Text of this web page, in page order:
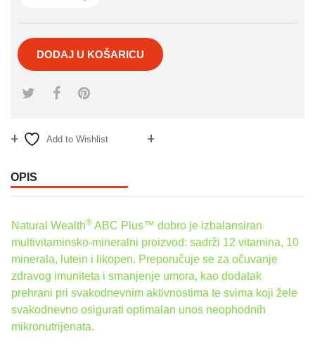
DODAJ U KOŠARICU
Add to Wishlist
OPIS
Natural Wealth® ABC Plus™ dobro je izbalansiran
multivitaminsko-mineralni proizvod: sadrži 12 vitamina, 10
minerala, lutein i likopen. Preporučuje se za očuvanje
zdravog imuniteta i smanjenje umora, kao dodatak
prehrani pri svakodnevnim aktivnostima te svima koji žele
svakodnevno osigurati optimalan unos neophodnih
mikronutrijenata.